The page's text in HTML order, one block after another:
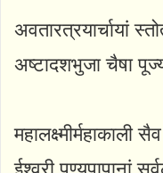
अवतारत्रयार्चायां
अष्टादशभुजा चैषा
महालक्ष्मीर्महाकाली